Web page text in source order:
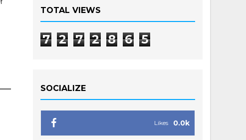
TOTAL VIEWS
7 2 7 2 8 6 5
SOCIALIZE
0.0k
Likes